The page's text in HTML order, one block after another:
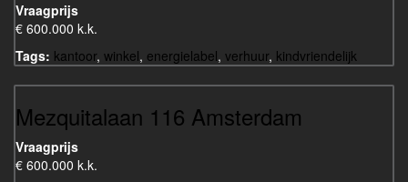
Vraagprijs
€ 600.000 k.k.
Tags: kantoor, winkel, energielabel, verhuur, kindvriendelijk
Mezquitalaan 116 Amsterdam
Vraagprijs
€ 600.000 k.k.